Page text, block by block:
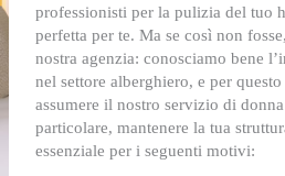
professionisti per la pulizia del tuo
perfetta per te. Ma se così non
nostra agenzia: conosciamo bene
nel settore alberghiero, e per
assumere il nostro servizio di
particolare, mantenere la tua
essenziale per i seguenti motivi: